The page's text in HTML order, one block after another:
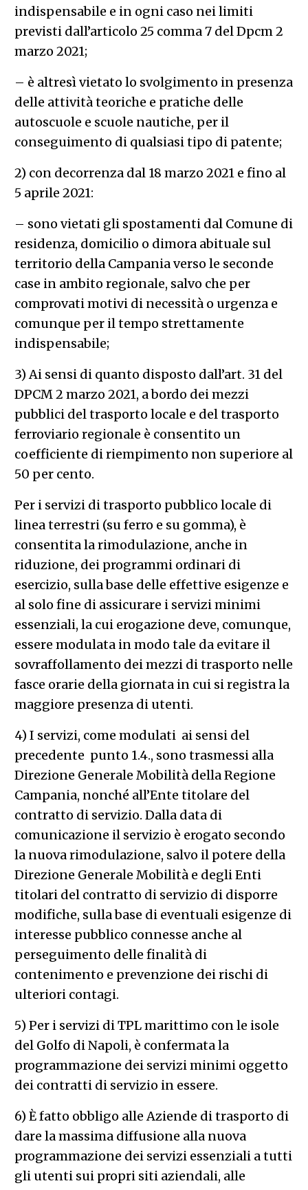
indispensabile e in ogni caso nei limiti
previsti dall’articolo 25 comma 7 del Dpcm 2
marzo 2021;
– è altresì vietato lo svolgimento in presenza
delle attività teoriche e pratiche delle
autoscuole e scuole nautiche, per il
conseguimento di qualsiasi tipo di patente;
2) con decorrenza dal 18 marzo 2021 e fino al
5 aprile 2021:
– sono vietati gli spostamenti dal Comune di
residenza, domicilio o dimora abituale sul
territorio della Campania verso le seconde
case in ambito regionale, salvo che per
comprovati motivi di necessità o urgenza e
comunque per il tempo strettamente
indispensabile;
3) Ai sensi di quanto disposto dall’art. 31 del
DPCM 2 marzo 2021, a bordo dei mezzi
pubblici del trasporto locale e del trasporto
ferroviario regionale è consentito un
coefficiente di riempimento non superiore al
50 per cento.
Per i servizi di trasporto pubblico locale di
linea terrestri (su ferro e su gomma), è
consentita la rimodulazione, anche in
riduzione, dei programmi ordinari di
esercizio, sulla base delle effettive esigenze e
al solo fine di assicurare i servizi minimi
essenziali, la cui erogazione deve, comunque,
essere modulata in modo tale da evitare il
sovraffollamento dei mezzi di trasporto nelle
fasce orarie della giornata in cui si registra la
maggiore presenza di utenti.
4) I servizi, come modulati ai sensi del
precedente punto 1.4., sono trasmessi alla
Direzione Generale Mobilità della Regione
Campania, nonché all’Ente titolare del
contratto di servizio. Dalla data di
comunicazione il servizio è erogato secondo
la nuova rimodulazione, salvo il potere della
Direzione Generale Mobilità e degli Enti
titolari del contratto di servizio di disporre
modifiche, sulla base di eventuali esigenze di
interesse pubblico connesse anche al
perseguimento delle finalità di
contenimento e prevenzione dei rischi di
ulteriori contagi.
5) Per i servizi di TPL marittimo con le isole
del Golfo di Napoli, è confermata la
programmazione dei servizi minimi oggetto
dei contratti di servizio in essere.
6) È fatto obbligo alle Aziende di trasporto di
dare la massima diffusione alla nuova
programmazione dei servizi essenziali a tutti
gli utenti sui propri siti aziendali, alle